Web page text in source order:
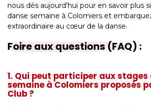
nous dès aujourd'hui pour en savoir plus
danse semaine à Colomiers et
extraordinaire au cœur de la danse.
Foire aux questions (FAQ) :
1. Qui peut participer aux stages
semaine à Colomiers proposés
Club ?